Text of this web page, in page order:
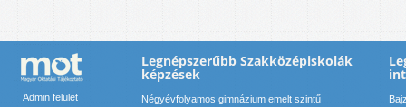
Admin felület
Legnépszerűbb Szakközépiskolák
képzések
Négyévfolyamos gimnázium emelt szintű